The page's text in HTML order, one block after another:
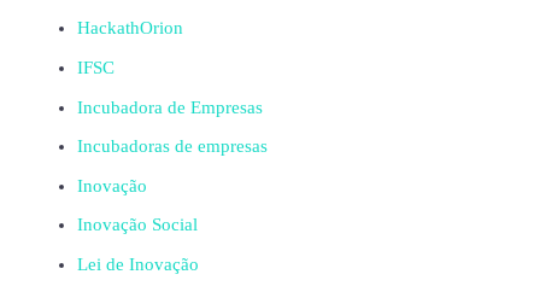
HackathOrion
IFSC
Incubadora de Empresas
Incubadoras de empresas
Inovação
Inovação Social
Lei de Inovação